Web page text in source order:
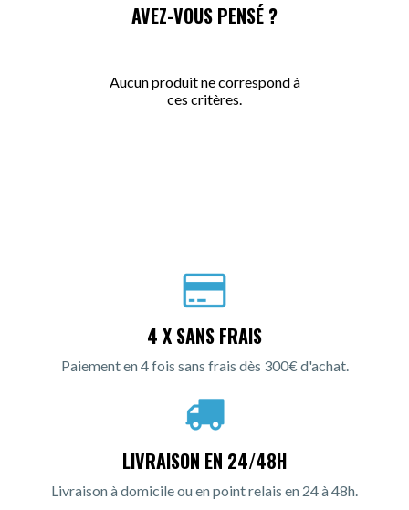
AVEZ-VOUS PENSÉ ?
Aucun produit ne correspond à
ces critères.
4 X SANS FRAIS
Paiement en 4 fois sans frais dès 300€ d'achat.
LIVRAISON EN 24/48H
Livraison à domicile ou en point relais en 24 à 48h.